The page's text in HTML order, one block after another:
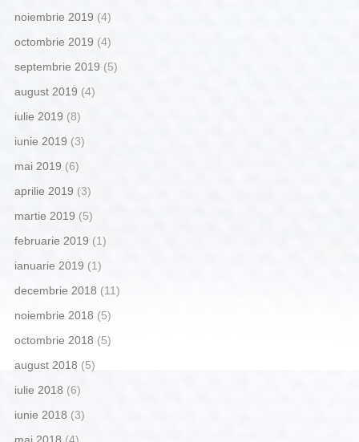
noiembrie 2019 (4)
octombrie 2019 (4)
septembrie 2019 (5)
august 2019 (4)
iulie 2019 (8)
iunie 2019 (3)
mai 2019 (6)
aprilie 2019 (3)
martie 2019 (5)
februarie 2019 (1)
ianuarie 2019 (1)
decembrie 2018 (11)
noiembrie 2018 (5)
octombrie 2018 (5)
august 2018 (5)
iulie 2018 (6)
iunie 2018 (3)